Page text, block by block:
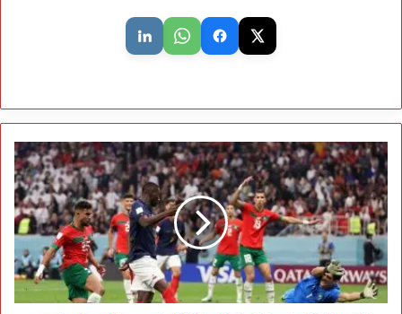
الصحافة
الفرنسية
تحذر
الديوك:
المغرب
يدخل
مواجهة
ربع
النهائي